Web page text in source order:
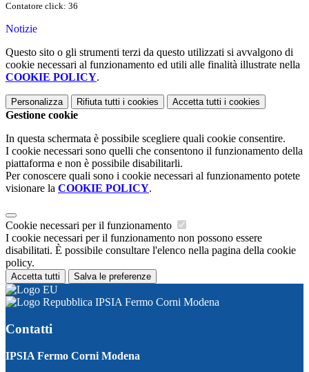
Contatore click: 36
Notizie
Questo sito o gli strumenti terzi da questo utilizzati si avvalgono di
cookie necessari al funzionamento ed utili alle finalità illustrate nella
COOKIE POLICY.
Personalizza Rifiuta tutti i cookies Accetta tutti i cookies
Gestione cookie
In questa schermata è possibile scegliere quali cookie consentire.
I cookie necessari sono quelli che consentono il funzionamento della
piattaforma e non è possibile disabilitarli.
Per conoscere quali sono i cookie necessari al funzionamento potete
visionare la COOKIE POLICY.
Cookie necessari per il funzionamento
I cookie necessari per il funzionamento non possono essere
disabilitati. È possibile consultare l'elenco nella pagina della cookie
policy.
Accetta tutti Salva le preferenze
IPSIA Fermo Corni Modena
Contatti
IPSIA Fermo Corni Modena